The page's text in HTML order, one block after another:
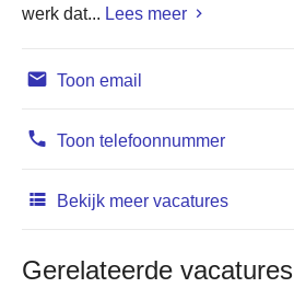
werk dat... Lees meer
Toon email
Toon telefoonnummer
Bekijk meer vacatures
Gerelateerde vacatures